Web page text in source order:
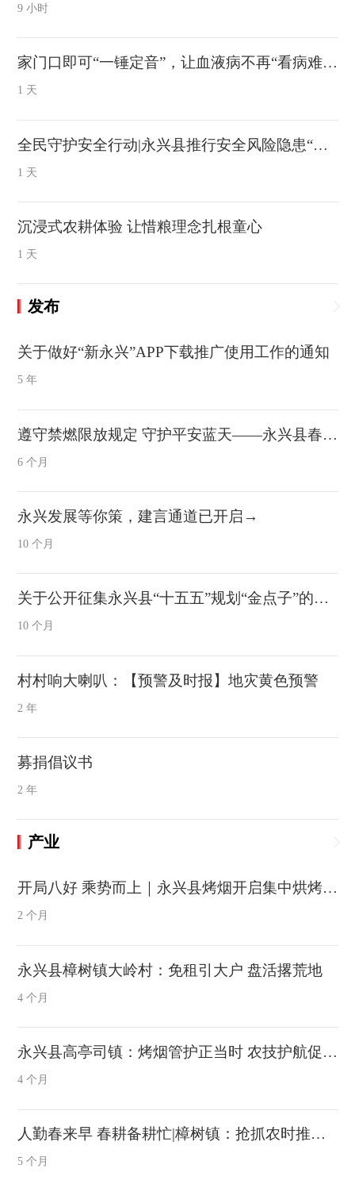
9 小时
家门口即可“一锤定音”，让血液病不再“看病难”，永兴县人民医院成功确诊首例急性髓系白血病
1 天
全民守护安全行动|永兴县推行安全风险隐患“六查”工作机制
1 天
沉浸式农耕体验 让惜粮理念扎根童心
1 天
发布
关于做好“新永兴”APP下载推广使用工作的通知
5 年
遵守禁燃限放规定 守护平安蓝天——永兴县春节期间烟花爆竹管控提示
6 个月
永兴发展等你策，建言通道已开启→
10 个月
关于公开征集永兴县“十五五”规划“金点子”的公告
10 个月
村村响大喇叭：【预警及时报】地灾黄色预警
2 年
募捐倡议书
2 年
产业
开局八好 乘势而上｜永兴县烤烟开启集中烘烤 喜迎“烤”季丰收在望
2 个月
永兴县樟树镇大岭村：免租引大户 盘活撂荒地
4 个月
永兴县高亭司镇：烤烟管护正当时 农技护航促增收
4 个月
人勤春来早 春耕备耕忙|樟树镇：抢抓农时推进高标准农田建设
5 个月